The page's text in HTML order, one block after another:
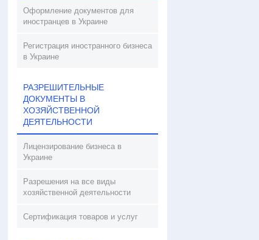
Оформление документов для
иностранцев в Украине
Регистрация иностранного бизнеса
в Украине
РАЗРЕШИТЕЛЬНЫЕ
ДОКУМЕНТЫ В
ХОЗЯЙСТВЕННОЙ
ДЕЯТЕЛЬНОСТИ
Лицензирование бизнеса в
Украине
Разрешения на все виды
хозяйственной деятельности
Сертификация товаров и услуг